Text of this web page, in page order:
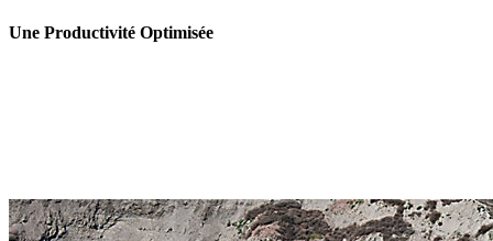
Une Productivité Optimisée